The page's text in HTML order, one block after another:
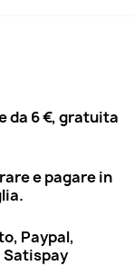
da 6 €, gratuita
e pagare in
Paypal,
Satispay